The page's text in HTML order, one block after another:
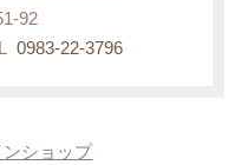
92
0983-22-3796
ショップ